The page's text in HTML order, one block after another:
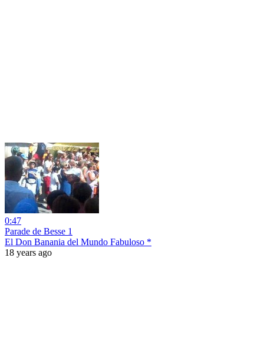
0:47
Parade de Besse 1
El Don Banania del Mundo Fabuloso *
18 years ago